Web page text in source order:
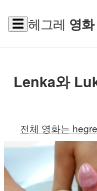
☰ 헤그레 영화
Lenka와
전체 영화는